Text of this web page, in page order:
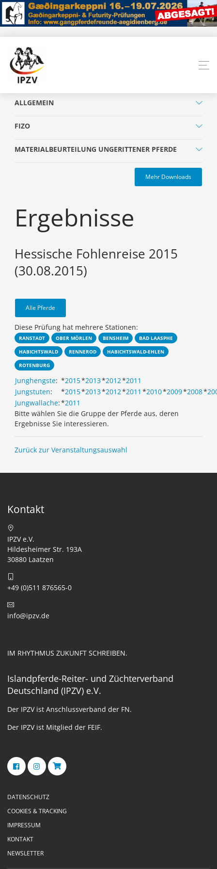
ALLGEMEIN
FIZO
MATERIALBEURTEILUNG UNGERITTENER PFERDE
Mehr Downloads
Ergebnisse
Hessische Fohlenreise 2015
(30.08.2015)
Alle Pferde
Diese Prüfung hat mehrere Stationen:
RANSTADT OBER MÖRLEN BENSHEIM
BAD LAASPHE
HABICHTSWALD
RENNEROD
HABICHTSWALD-EHLEN
ROTENBURG
Junghengste: *2015*2013*2012*2011
Jungstuten: *2015*2013*2012*2011 *2010*2009*2008*
Jungwallache:*2011
Bitte wählen Sie die Gruppe der Pferde aus, deren
Ergebnisse Sie interessieren.
Zurück zur Veranstaltungsauswahl
Kontakt
IPZV e.V.
Hildesheimer Str. 193A
30880 Laatzen
+49 (0)511 876565-0
info@ipzv.de
IM RHYTHMUS ZUKUNFT SCHREIBEN.
Islandpferde-Reiter- und Züchterverband
Deutschland (IPZV) e.V.
Der IPZV ist Anschlussverband der FN.
Der IPZV ist Mitglied der FEIF.
DATENSCHUTZ
COOKIES & TRACKING
IMPRESSUM
KONTAKT
NEWSLETTER